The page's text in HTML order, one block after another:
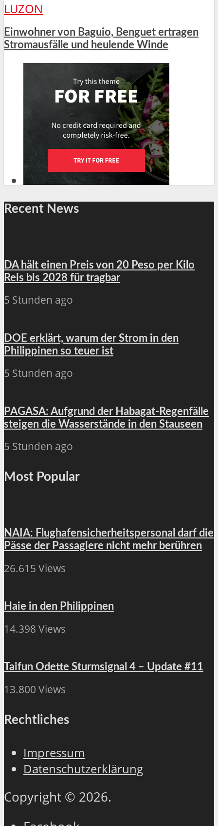
LUZON
Einwohner von Baguio, Benguet ertragen
Stromausfälle und heulende Winde
Recent News
DA hält einen Preis von 20 Peso per Kilo
Reis bis 2028 für tragbar
5 Stunden ago
DOE erklärt, warum der Strom in den
Philippinen so teuer ist
5 Stunden ago
PAGASA: Aufgrund der Habagat-Regenfälle
steigen die Wasserstände in den Stauseen
5 Stunden ago
Most Popular
NAIA: Flughafensicherheitspersonal darf die
Pässe der Passagiere nicht mehr berühren
26.615 Views
Haie in den Philippinen
14.398 Views
Taifun Odette Sturmsignal 4 – Update #11
13.800 Views
Rechtliches
Impressum
Datenschutzerklärung
Copyright © 2026.